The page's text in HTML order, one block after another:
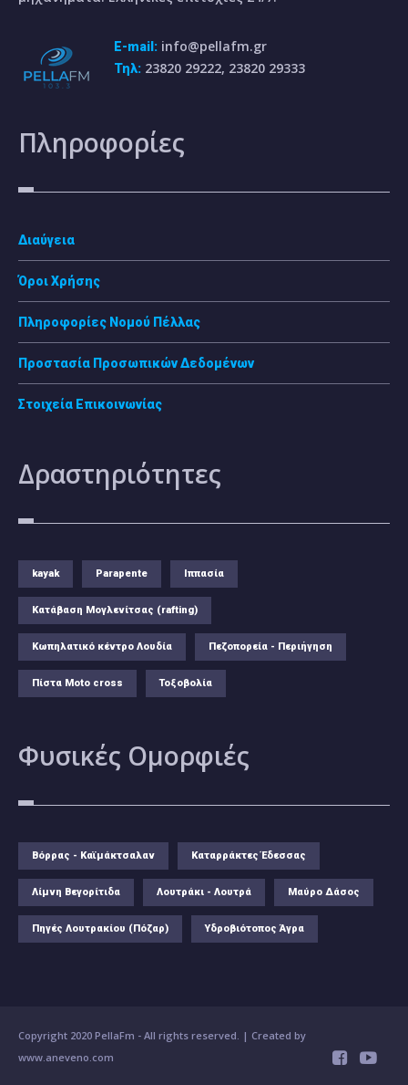
E-mail: info@pellafm.gr
Τηλ: 23820 29222, 23820 29333
Πληροφορίες
Διαύγεια
Όροι Χρήσης
Πληροφορίες Νομού Πέλλας
Προστασία Προσωπικών Δεδομένων
Στοιχεία Επικοινωνίας
Δραστηριότητες
kayak Parapente Ιππασία
Κατάβαση Μογλενίτσας (rafting)
Κωπηλατικό κέντρο Λουδία Πεζοπορεία - Περιήγηση
Πίστα Moto cross Τοξοβολία
Φυσικές Ομορφιές
Βόρρας - Καϊμάκτσαλαν Καταρράκτες Έδεσσας
Λίμνη Βεγορίτιδα Λουτράκι - Λουτρά Μαύρο Δάσος
Πηγές Λουτρακίου (Πόζαρ) Υδροβιότοπος Άγρα
Copyright 2020 PellaFm - All rights reserved. | Created by
www.aneveno.com
 